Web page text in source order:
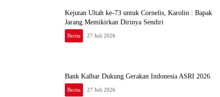
Kejutan Ultah ke-73 untuk Cornelis, Karolin : Bapak
Jarang Memikirkan Dirinya Sendiri
Berita 27 Juli 2026
Bank Kalbar Dukung Gerakan Indonesia ASRI 2026
Berita 27 Juli 2026